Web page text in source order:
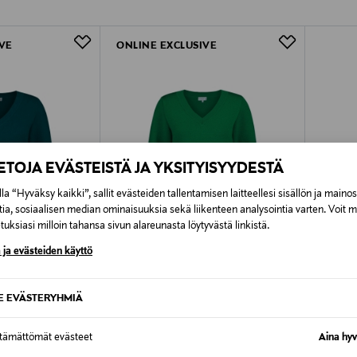
EVÄSTEISTÄ JA YKSITYISYYDESTÄ
“Hyväksy kaikki”, sallit evästeiden tallentamisen laitteellesi sisällön ja
sosiaalisen median ominaisuuksia sekä liikenteen analysointia varten. Voit
milloin tahansa sivun alareunasta löytyvästä linkistä.
ja evästeiden käyttö
EVÄSTERYHMIÄ
evästeet Aina
Alk. 6,90 €, kun toimitus on
ONLINE EXCLUSIVE
NAKOA
Border